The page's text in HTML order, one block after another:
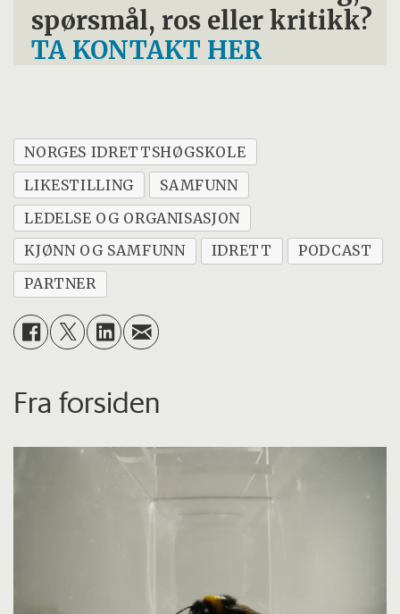
spørsmål, ros eller kritikk?
TA KONTAKT HER
NORGES IDRETTSHØGSKOLE
LIKESTILLING
SAMFUNN
LEDELSE OG ORGANISASJON
KJØNN OG SAMFUNN
IDRETT
PODCAST
PARTNER
Fra forsiden